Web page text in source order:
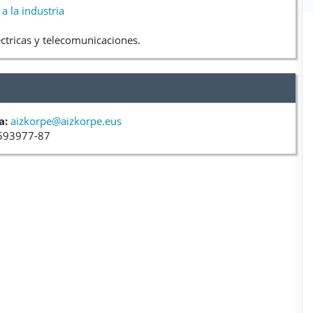
la industria
y telecomunicaciones.
aizkorpe@aizkorpe.eus
87